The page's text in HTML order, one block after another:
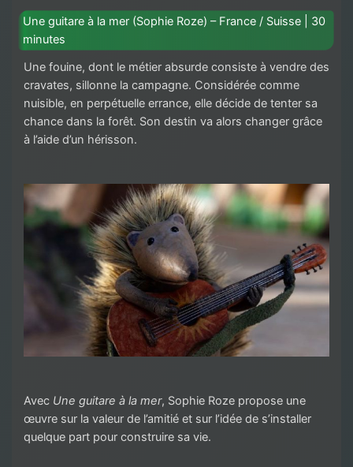
Une guitare à la mer (Sophie Roze) – France / Suisse | 30
minutes
Une fouine, dont le métier absurde consiste à vendre des
cravates, sillonne la campagne. Considérée comme
nuisible, en perpétuelle errance, elle décide de tenter sa
chance dans la forêt. Son destin va alors changer grâce
à l’aide d’un hérisson.
Avec Une guitare à la mer, Sophie Roze propose une
œuvre sur la valeur de l’amitié et sur l’idée de s’installer
quelque part pour construire sa vie.